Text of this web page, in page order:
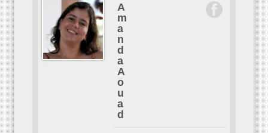
A
m
a
n
d
a
A
o
u
a
d